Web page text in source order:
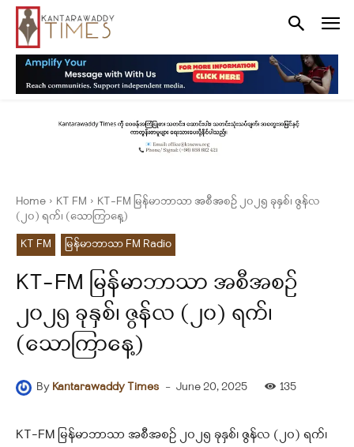
Home KT FM
KT-FM မြန်မာဘာသာ အစီအစဉ် ၂၀၂၅ ခုနှစ်၊ ဇွန်လ
(၂၀) ရက်၊ (သောကြာနေ့)
KT FM
မြန်မာဘာသာ FM Radio
KT-FM မြန်မာဘာသာ အစီအစဉ်
၂၀၂၅ ခုနှစ်၊ ဇွန်လ (၂၀) ရက်၊
(သောကြာနေ့)
By Kantarawaddy Times - June 20, 2025 135
KT-FM မြန်မာဘာသာ အစီအစဉ် ၂၀၂၅ ခုနှစ်၊ ဇွန်လ (၂၀) ရက်၊